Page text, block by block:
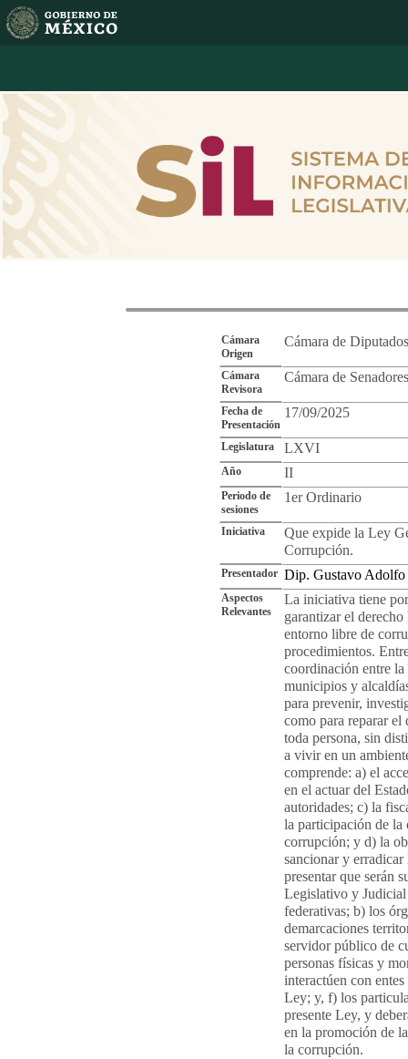
Cámara
Origen
Cámara de Diputados
Cámara
Revisora
Cámara de Senadores
Fecha de
Presentación
17/09/2025
Legislatura LXVI
Año II
Periodo de
sesiones
1er Ordinario
Iniciativa
Que expide la Ley
Corrupción.
Presentador Dip. Gustavo
Aspectos
Relevantes
La iniciativa tiene
garantizar el
entorno libre de
procedimientos.
coordinación entre la
municipios y
para prevenir,
como para reparar el
toda persona, sin
a vivir en un
comprende: a) el
en el actuar del
autoridades; c) la
la participación de la
corrupción; y d) la
sancionar y
presentar que serán
Legislativo y Judicial
federativas; b) los
demarcaciones
servidor público de
personas físicas y
interactúen con
Ley; y, f) los
presente Ley, y
en la promoción de
la corrupción.